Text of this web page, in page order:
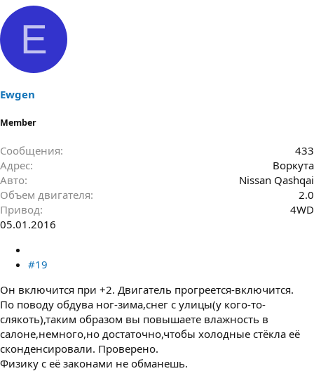
E
Ewgen
Member
Сообщения
433
Адрес
Воркута
Авто
Nissan Qashqai
Объем двигателя
2.0
Привод
4WD
05.01.2016
#19
Он включится при +2. Двигатель прогреется-включится.
По поводу обдува ног-зима,снег с улицы(у кого-то-
слякоть),таким образом вы повышаете влажность в
салоне,немного,но достаточно,чтобы холодные стёкла её
сконденсировали. Проверено.
Физику с её законами не обманешь.